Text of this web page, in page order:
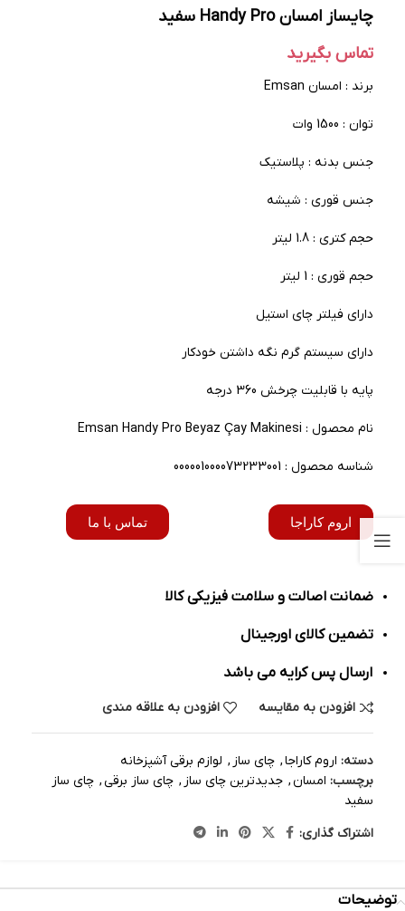
چایساز امسان Handy Pro سفید
تماس بگیرید
برند : امسان Emsan
توان : 1500 وات
جنس بدنه : پلاستیک
جنس قوری : شیشه
حجم کتری : 1.8 لیتر
حجم قوری : 1 لیتر
دارای فیلتر چای استیل
دارای سیستم گرم نگه داشتن خودکار
پایه با قابلیت چرخش 360 درجه
نام محصول : Emsan Handy Pro Beyaz Çay Makinesi
شناسه محصول : 000001000073233001
اروم کاراجا تماس با ما
ضمانت اصالت و سلامت فیزیکی کالا
تضمین کالای اورجینال
ارسال پس کرایه می باشد
افزودن به مقایسه افزودن به علاقه مندی
دسته: اروم کاراجا, چای ساز , لوازم برقی آشپزخانه
برچسب: امسان, جدیدترین چای ساز , چای ساز برقی, چای ساز
سفید
اشتراک گذاری:
توضیحات